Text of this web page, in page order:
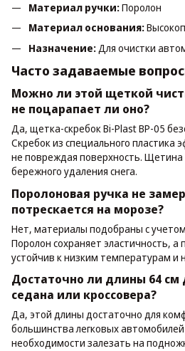
Материал ручки:Поролон
Материал основания:
Назначение:Для очистки
Часто задаваемые
Можно ли этой щеткой
не поцарапает ли оно?
Да, щетка-скребок Bi-Plast BP-05
Скребок из специального пластика
не повреждая поверхность.
бережного удаления снега.
Поролоновая ручка не
потрескается на морозе?
Нет, материалы подобраны с
Поролон сохраняет эластичность, а
устойчив к низким температурам и
Достаточно ли длины 64
седана или кроссовера?
Да, этой длины достаточно для
большинства легковых
необходимости залезать на